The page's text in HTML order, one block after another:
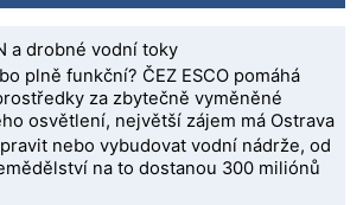
a drobné vodní toky
plně funkční? ČEZ ESCO pomáhá
za zbytečně vyměněné
osvětlení, největší zájem má Ostrava
nebo vybudovat vodní nádrže, od
na to dostanou 300 miliónů